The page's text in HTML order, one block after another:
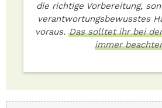
die richtige Vorbereitung,
verantwortungsbewusstes
voraus. Das solltet ihr bei
immer